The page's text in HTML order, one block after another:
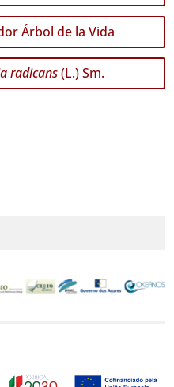
Árbol de la Vida
radicans(L.) Sm.